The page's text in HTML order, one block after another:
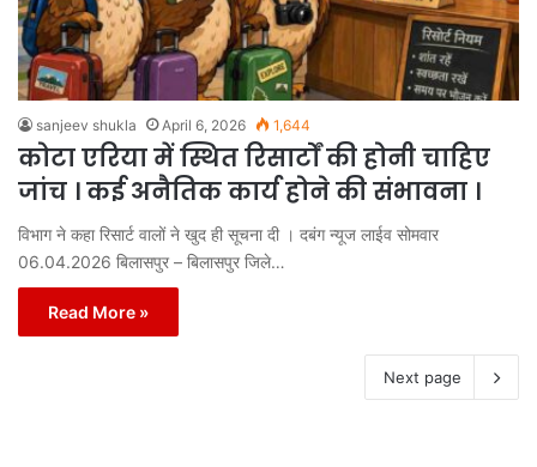
sanjeev shukla April 6, 2026 1,644
कोटा एरिया में स्थित रिसार्टों की होनी चाहिए
जांच । कई अनैतिक कार्य होने की संभावना ।
विभाग ने कहा रिसार्ट वालों ने खुद ही सूचना दी । दबंग न्यूज लाईव सोमवार
06.04.2026 बिलासपुर – बिलासपुर जिले…
Read More »
Next page